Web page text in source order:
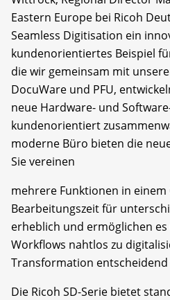
Eastern Europe bei Ricoh
Seamless Digitisation ein
kundenorientiertes Beispiel
die wir gemeinsam mit
DocuWare und PFU,
neue Hardware- und
kundenorientiert
moderne Büro bieten die
Sie vereinen
mehrere Funktionen in
Bearbeitungszeit für
erheblich und ermöglichen
Workflows nahtlos zu
Transformation
Die Ricoh SD-Serie bietet